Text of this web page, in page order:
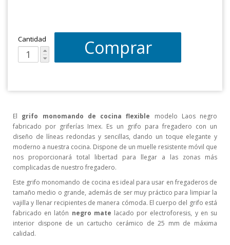
Cantidad Comprar
El grifo monomando de cocina flexible modelo Laos negro
fabricado por griferías Imex. Es un grifo para fregadero con un
diseño de líneas redondas y sencillas, dando un toque elegante y
moderno a nuestra cocina. Dispone de un muelle resistente móvil que
nos proporcionará total libertad para llegar a las zonas más
complicadas de nuestro fregadero.
Este grifo monomando de cocina es ideal para usar en fregaderos de
tamaño medio o grande, además de ser muy práctico para limpiar la
vajilla y llenar recipientes de manera cómoda. El cuerpo del grifo está
fabricado en latón negro mate lacado por electroforesis, y en su
interior dispone de un cartucho cerámico de 25 mm de máxima
calidad.